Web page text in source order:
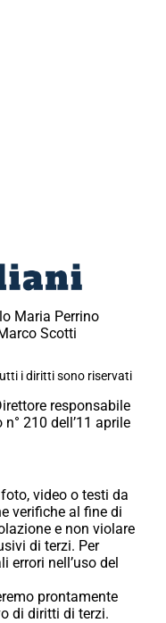
Maria Perrino
Scotti
i diritti sono riservati
responsabile
210 dell’11 aprile
video o testi da
verifiche al fine di
e non violare
di terzi. Per
errori nell’uso del
prontamente
di diritti di terzi.